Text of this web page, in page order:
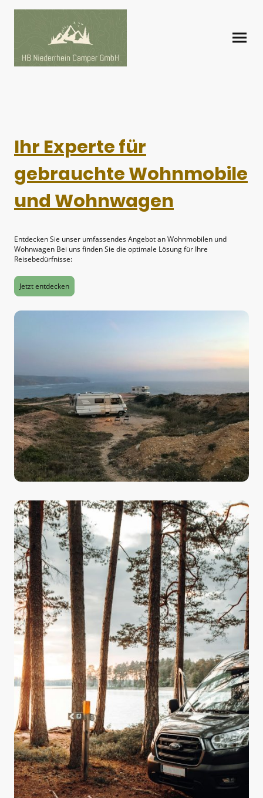
Ihr Experte für
gebrauchte Wohnmobile
und Wohnwagen
Entdecken Sie unser umfassendes Angebot an Wohnmobilen und
Wohnwagen Bei uns finden Sie die optimale Lösung für Ihre
Reisebedürfnisse:
Jetzt entdecken